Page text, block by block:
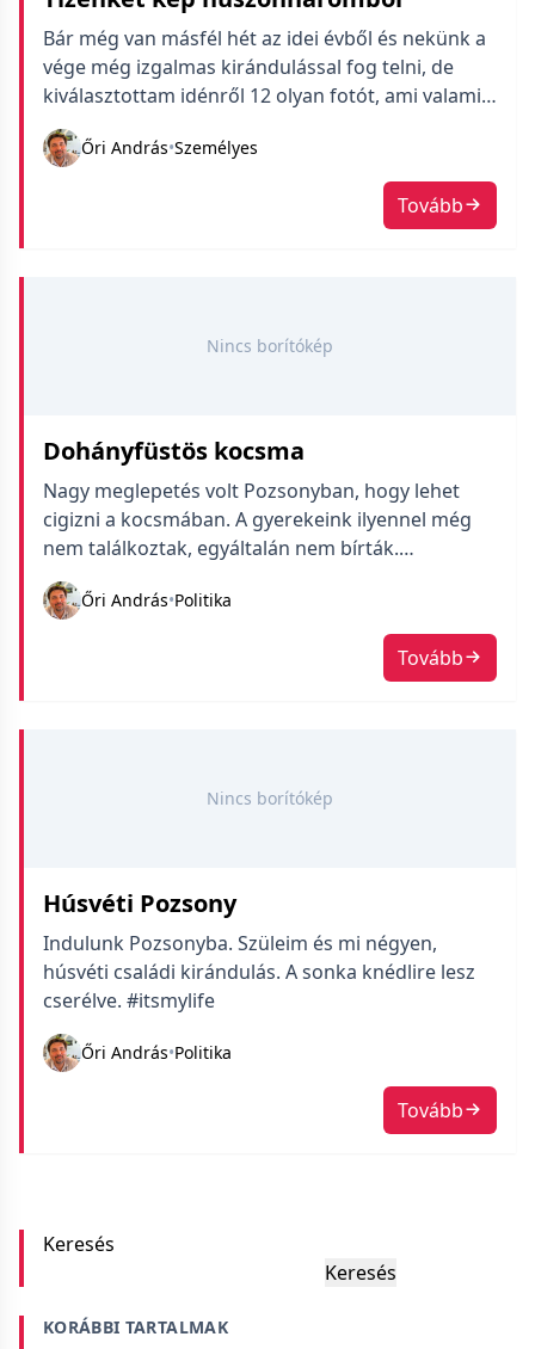
Bár még van másfél hét az idei évből és nekünk a
vége még izgalmas kirándulással fog telni, de
kiválasztottam idénről 12 olyan fotót, ami valami
miatt fontos. Van olyan, amit jól sikerültnek
tartok, de van olyan is, ami fotóként gyenge
viszont emlék vagy jelentése van. Nem könnyű
egyébként havonta csak egy képet kiemelni, főleg
Őri András•Személyes
Tovább
Nincs borítókép
Dohányfüstös kocsma
Nagy meglepetés volt Pozsonyban, hogy lehet
cigizni a kocsmában. A gyerekeink ilyennel még
nem találkoztak, egyáltalán nem bírták.
Megértem őket, az a durva, savanyú dohányszag
engem is megütött, pedig ebben nőttem fel. Nem
Őri András•Politika
Tovább
Nincs borítókép
Húsvéti Pozsony
Indulunk Pozsonyba. Szüleim és mi négyen,
húsvéti családi kirándulás. A sonka knédlire lesz
cserélve. #itsmylife
Őri András•Politika
Tovább
Keresés
Keresés
KORÁBBI TARTALMAK